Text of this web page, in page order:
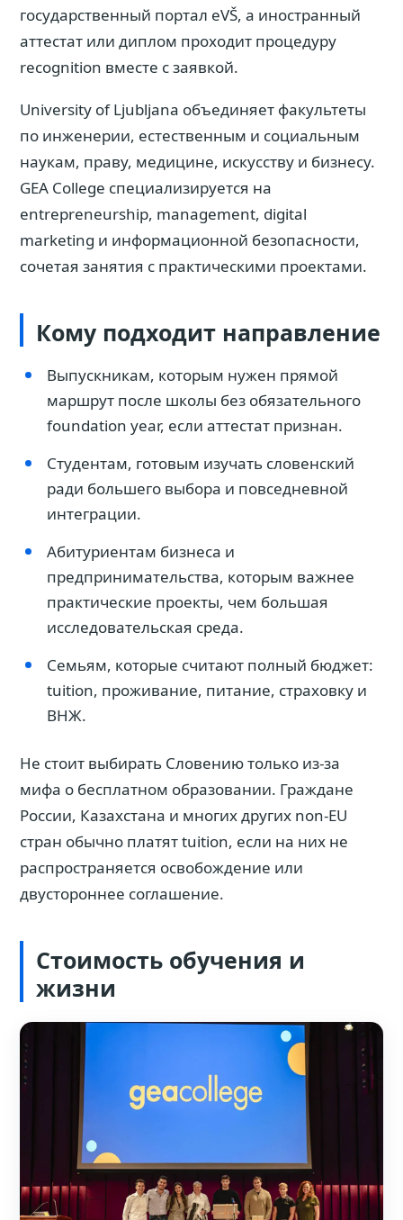
государственный портал eVŠ, а иностранный
аттестат или диплом проходит процедуру
recognition вместе с заявкой.
University of Ljubljana объединяет факультеты
по инженерии, естественным и социальным
наукам, праву, медицине, искусству и бизнесу.
GEA College специализируется на
entrepreneurship, management, digital
marketing и информационной безопасности,
сочетая занятия с практическими проектами.
Кому подходит направление
Выпускникам, которым нужен прямой
маршрут после школы без обязательного
foundation year, если аттестат признан.
Студентам, готовым изучать словенский
ради большего выбора и повседневной
интеграции.
Абитуриентам бизнеса и
предпринимательства, которым важнее
практические проекты, чем большая
исследовательская среда.
Семьям, которые считают полный бюджет:
tuition, проживание, питание, страховку и
ВНЖ.
Не стоит выбирать Словению только из-за
мифа о бесплатном образовании. Граждане
России, Казахстана и многих других non-EU
стран обычно платят tuition, если на них не
распространяется освобождение или
двустороннее соглашение.
Стоимость обучения и
жизни